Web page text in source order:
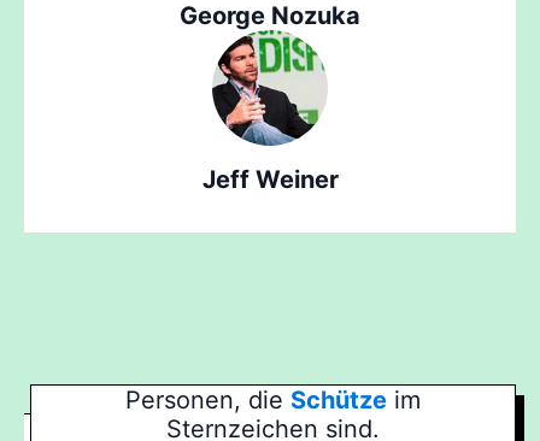
George Nozuka
Jeff Weiner
Personen, die Schütze im
Sternzeichen sind.